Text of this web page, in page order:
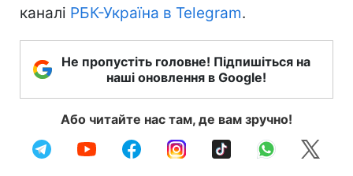
каналі РБК-Україна в Telegram.
Не пропустіть головне! Підпишіться на
наші оновлення в Google!
Або читайте нас там, де вам зручно!